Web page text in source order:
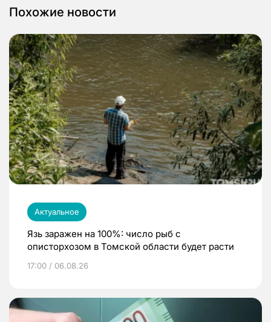
Похожие новости
Актуальное
Язь заражен на 100%: число рыб с
описторхозом в Томской области будет расти
17:00 / 06.08.26